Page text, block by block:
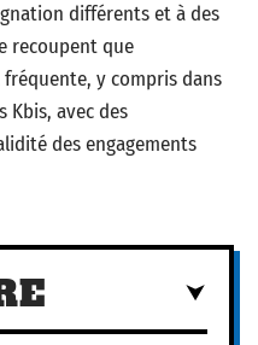
différents et à des
recoupent que
y compris dans
Kbis, avec des
des engagements